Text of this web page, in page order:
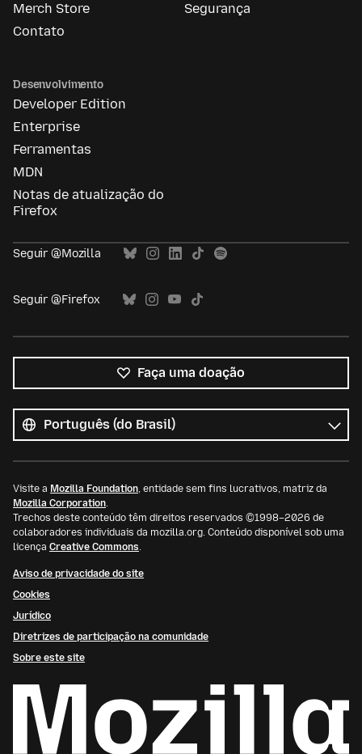
Merch Store
Contato
Segurança
Desenvolvimento
Developer Edition
Enterprise
Ferramentas
MDN
Notas de atualização do
Firefox
Seguir @Mozilla
Seguir @Firefox
Faça uma doação
os
idiomas
Idioma
Visite a Mozilla Foundation, entidade sem fins lucrativos, matriz da
Mozilla Corporation.
Trechos deste conteúdo têm direitos reservados ©1998–2026 de
colaboradores individuais da mozilla.org. Conteúdo disponível sob uma
licença Creative Commons.
Aviso de privacidade do site
Cookies
Jurídico
Diretrizes de participação na comunidade
Sobre este site